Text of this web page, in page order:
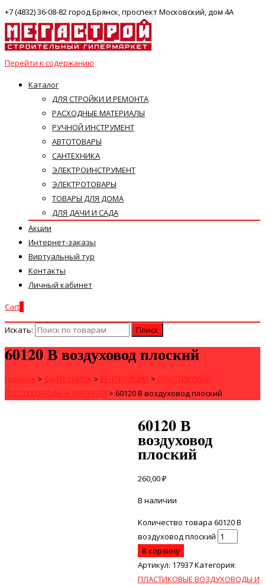
+7 (4832) 36-08-82 город Брянск, проспект Московский, дом 4А
Перейти к содержанию
Каталог
ДЛЯ СТРОЙКИ И РЕМОНТА
РАСХОДНЫЕ МАТЕРИАЛЫ
РУЧНОЙ ИНСТРУМЕНТ
АВТОТОВАРЫ
САНТЕХНИКА
ЭЛЕКТРОИНСТРУМЕНТ
ЭЛЕКТРОТОВАРЫ
ТОВАРЫ ДЛЯ ДОМА
ДЛЯ ДАЧИ И САДА
Акции
Интернет-заказы
Виртуальный тур
Контакты
Личный кабинет
Cart
Искать:
60120 В воздуховод плоский
Главная > САНТЕХНИКА > ВЕНТИЛЯЦИЯ > ПЛАСТИКОВЫЕ
ВОЗДУХОВОДЫ И ФИТИНГИ > 60120 В воздуховод плоский
60120 В
воздуховод
плоский
260,00₽
В наличии
Количество товара 60120 В
воздуховод плоский
В корзину
Артикул: 17937Категория:
ПЛАСТИКОВЫЕ ВОЗДУХОВОДЫ И